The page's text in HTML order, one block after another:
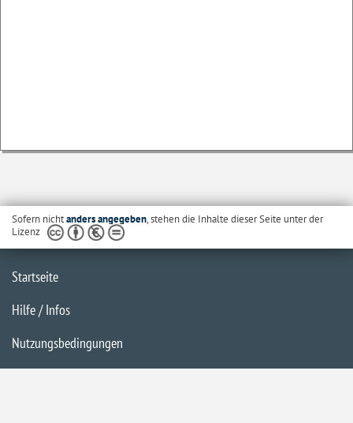
Sofern nichtanders angegeben, stehen die Inhalte dieser Seite unter der
Lizenz
Startseite
Hilfe / Infos
Nutzungsbedingungen